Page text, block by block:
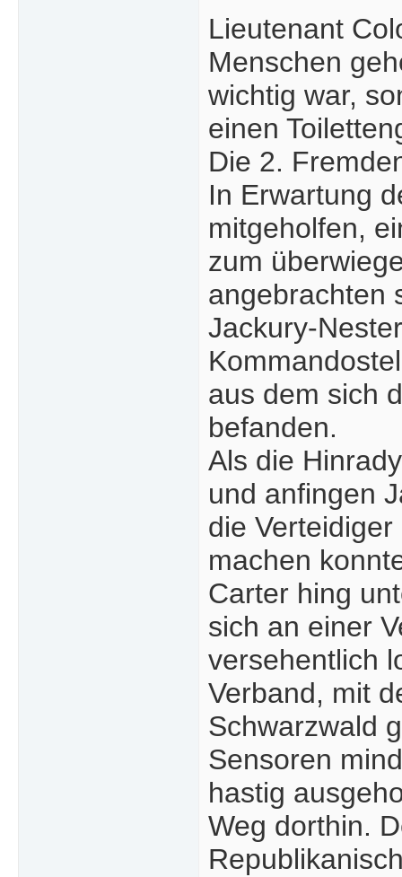
Lieutenant
Menschen
wichtig war,
einen
Die 2.
In Erwartung
mitgeholfen,
zum
angebrachten
Jackury-
aus dem sich
befanden.
Als die
und anfingen
die
machen
Carter hing
sich an einer
versehentlich
Verband, mit
Schwarzwald
Sensoren
hastig
Weg dorthin.